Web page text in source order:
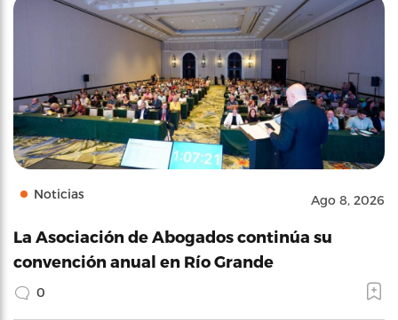
Noticias Ago 8, 2026
La Asociación de Abogados continúa su
convención anual en Río Grande
0